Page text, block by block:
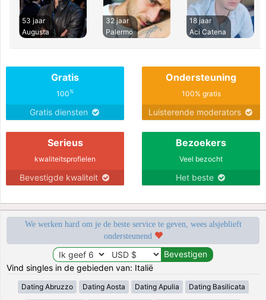
53 jaar
Augusta
32 jaar
Palermo
18 jaar
Aci Catena
Gratis
100%
Gratis diensten
Ondersteuning
100% gratis
Luisterende moderators
Serieus
kwaliteitsprofielen
Bevestigde kwaliteit
Bezoekers
Veel bezocht
Het beste
We werken hard om je de beste service te geven, wees alsjeblieft
ondersteunend
Vind singles in de gebieden van: Italië
Dating Abruzzo Dating Aosta Dating Apulia Dating Basilicata